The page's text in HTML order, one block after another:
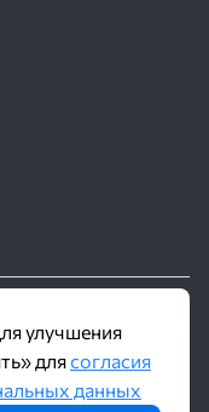
«Трубное
улучшения
длясогласия
данных